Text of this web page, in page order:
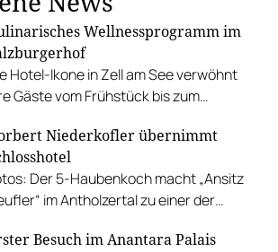
Wellnessprogramm im
Hotel-Ikone in Zell am See verwöhnt
Gäste vom Frühstück bis zum
Niederkofler übernimmt
Der 5-Haubenkoch macht „Ansitz
im Antholzertal zu einer der
Besuch im Anantara Palais